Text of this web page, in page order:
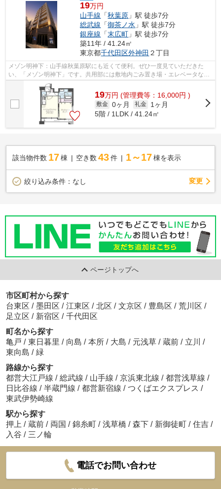
19万円
山手線 「秋葉原 」駅 徒歩7分
総武線 「御茶ノ水 」駅 徒歩7分
銀座線 「末広町 」駅 徒歩7分
築11年 / 41.24㎡
東京都千代田区外神田 ２丁目
メゾン明神下：山手線秋葉原駅にも近くて便利。ぜひ一度見ていただきた
い、「メゾン明神下」です。共用部には敷地内ごみ置き場・エレベータなど
様々な設備やサービスが揃っているので...
19万円 (管理費等：16,000円 )
敷金 0ヶ月 礼金
1ヶ月
5階 / 1LDK / 41.24㎡
該当物件数 17棟 空き数 43 件 1～17 棟を表示
絞り込み条件： なし 変更
ページトップへ
市区町村から探す
台東区 / 墨田区 / 江東区 / 北区 / 文京区 / 豊島区 / 荒川区 /
足立区 / 新宿区 / 千代田区
町名から探す
亀戸 / 東日暮里 / 向島 / 本所 / 大島 / 元浅草 / 蔵前 / 立川 /
東向島 / 緑
路線から探す
都営大江戸線 / 総武線 / 山手線 / 京浜東北線 / 都営浅草線 /
日比谷線 / 半蔵門線 / 都営新宿線 / つくばエクスプレス /
東武伊勢崎線
駅から探す
押上 / 蔵前 / 両国 / 錦糸町 / 浅草橋 / 森下 / 新御徒町 / 住吉 /
入谷 / 三ノ輪
電話でお問い合わせ